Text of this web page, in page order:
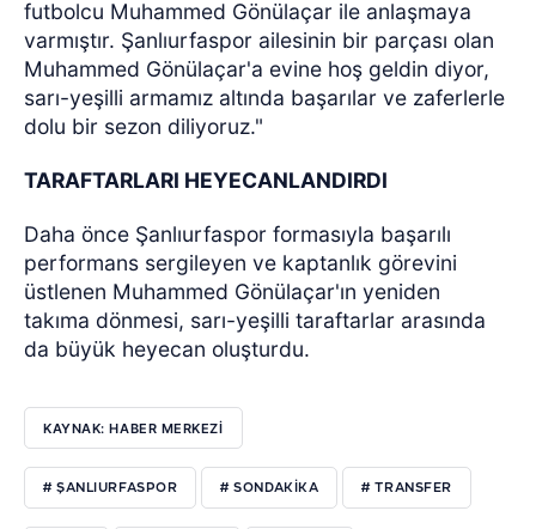
futbolcu Muhammed Gönülaçar ile anlaşmaya
varmıştır. Şanlıurfaspor ailesinin bir parçası olan
Muhammed Gönülaçar'a evine hoş geldin diyor,
sarı-yeşilli armamız altında başarılar ve zaferlerle
dolu bir sezon diliyoruz."
TARAFTARLARI HEYECANLANDIRDI
Daha önce Şanlıurfaspor formasıyla başarılı
performans sergileyen ve kaptanlık görevini
üstlenen Muhammed Gönülaçar'ın yeniden
takıma dönmesi, sarı-yeşilli taraftarlar arasında
da büyük heyecan oluşturdu.
KAYNAK: HABER MERKEZİ
# ŞANLIURFASPOR # SONDAKIKA # TRANSFER